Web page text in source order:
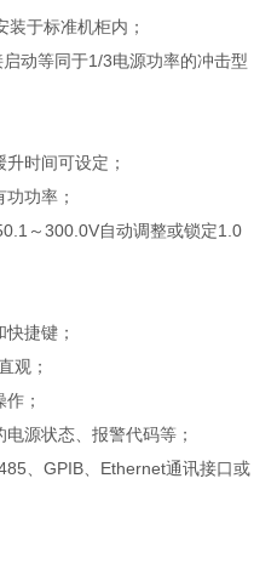
于标准机柜内；
动等同于1/3电源功率的冲击型
时间可设定；
功率；
～300.0V自动调整或锁定1.0
捷键；
观；
；
源状态、报警代码等；
、GPIB、Ethernet通讯接口或